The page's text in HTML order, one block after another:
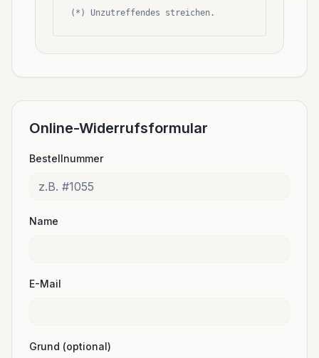
(*) Unzutreffendes streichen.
Online-Widerrufsformular
Bestellnummer
Name
E-Mail
Grund (optional)